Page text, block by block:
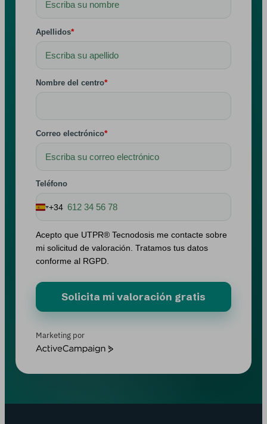
Apellidos*
Nombre del centro*
Correo electrónico*
Teléfono
Spain
+34
+34
Acepto que UTPR® Tecnodosis me contacte sobre
mi solicitud de valoración. Tratamos tus datos
conforme al RGPD.
Solicita mi valoración gratis
Marketing por
ActiveCampaign